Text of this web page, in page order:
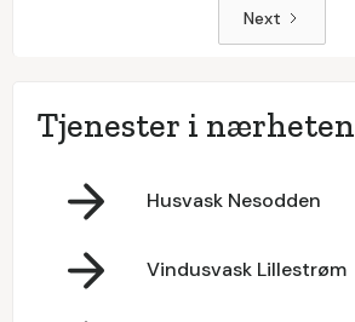
Next
Tjenester i nærheten
Husvask Nesodden
Vindusvask Lillestrøm